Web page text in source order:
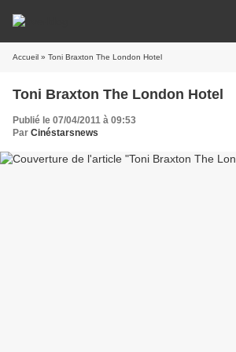
Accueil » Toni Braxton The London Hotel
Toni Braxton The London Hotel
Publié le 07/04/2011 à 09:53
Par Cinéstarsnews